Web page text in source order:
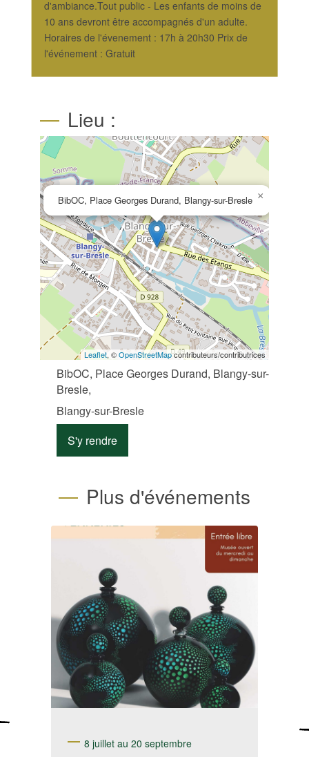
d'ambiance.Tout public - Les enfants de moins de
10 ans devront être accompagnés d'un adulte.
Horaires de l'évenement : 17h à 20h30 Prix de
l'événement : Gratuit
Lieu :
BibOC, Place Georges Durand, Blangy-sur-Bresle ×
Leaflet, ©OpenStreetMapcontributeurs/contributrices
BibOC, Place Georges Durand, Blangy-sur-
Bresle,
Blangy-sur-Bresle
S'y rendre
Plus d'événements
8 juillet au 20 septembre